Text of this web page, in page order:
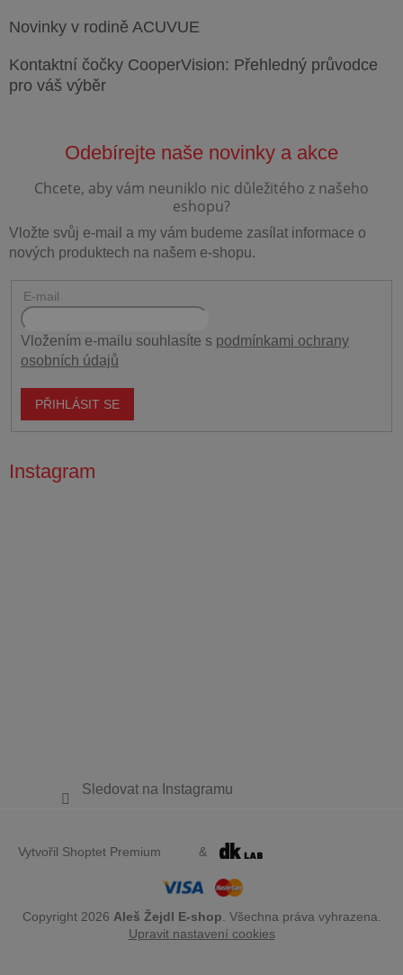
Novinky v rodině ACUVUE
Kontaktní čočky CooperVision: Přehledný průvodce
pro váš výběr
Vložte svůj e-mail a my vám budeme zasílat informace o
nových produktech na našem e-shopu.
E-mail
Vložením e-mailu souhlasíte s podmínkami ochrany
osobních údajů
PŘIHLÁSIT SE
Instagram
Sledovat na Instagramu
Vytvořil Shoptet Premium &
Copyright 2026 Aleš Žejdl E-shop . Všechna práva vyhrazena.
Upravit nastavení cookies